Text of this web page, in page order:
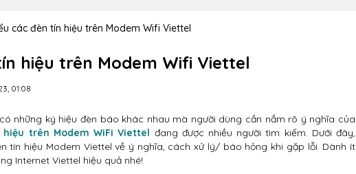
các đèn tín hiệu trên Modem Wifi Viettel
hiệu trên Modem Wifi Viettel
01:08
những ký hiệu đèn báo khác nhau mà người dùng cần nắm rõ ý nghĩa của
trên Modem WiFi Viettel đang được nhiều người tìm kiếm. Dưới đây,
tín hiệu Modem Viettel về ý nghĩa, cách xử lý/ báo hỏng khi gặp lỗi. Dành ít
Internet Viettel hiệu quả nhé!